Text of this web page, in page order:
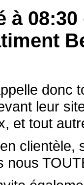
à
donc
leur
et tout
nous